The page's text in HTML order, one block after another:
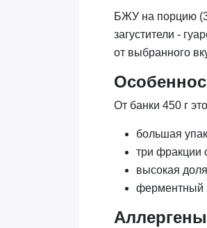
БЖУ на порцию
загустители -
от выбранного
От банки 450 г
большая
три фракции
высокая
ферментный
Аллергены